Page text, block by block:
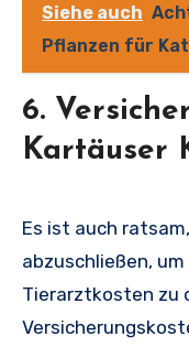
Siehe auch
Pflanzen für
6.
Kartäuser
Es ist auch
abzuschließen,
Tierarztkosten zu